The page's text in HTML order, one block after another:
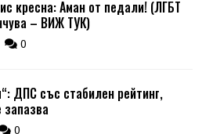
кресна: Аман от педали! (ЛГБТ
– ВИЖ ТУК)
0
ДПС със стабилен рейтинг,
0